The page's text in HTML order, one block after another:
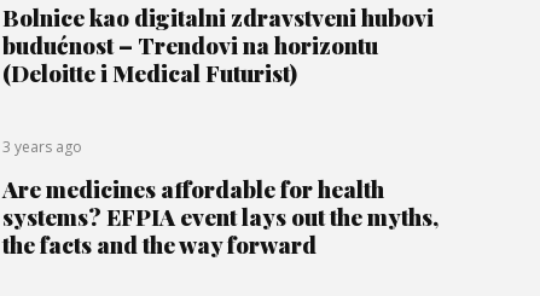
Bolnice kao digitalni zdravstveni hubovi
budućnost – Trendovi na horizontu
(Deloitte i Medical Futurist)
3 years ago
Are medicines affordable for health
systems? EFPIA event lays out the myths,
the facts and the way forward